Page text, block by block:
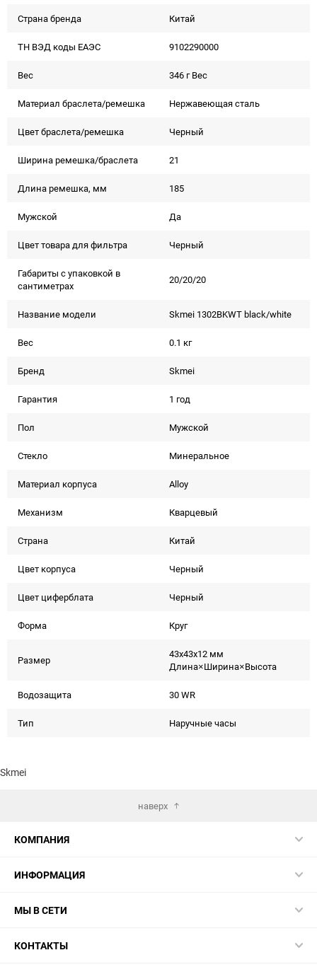
Страна бренда Китай
ТН ВЭД коды ЕАЭС 9102290000
Вес 346 г Вес
Материал браслета/ремешка Нержавеющая сталь
Цвет браслета/ремешка Черный
Ширина ремешка/браслета 21
Длина ремешка, мм 185
Мужской Да
Цвет товара для фильтра Черный
Габариты с упаковкой в
сантиметрах
20/20/20
Название модели Skmei 1302BKWT black/white
Вес 0.1 кг
Бренд Skmei
Гарантия 1 год
Пол Мужской
Стекло Минеральное
Материал корпуса Alloy
Механизм Кварцевый
Страна Китай
Цвет корпуса Черный
Цвет циферблата Черный
Форма Круг
Размер
43x43x12 мм
Длина×Ширина×Высота
Водозащита 30 WR
Тип Наручные часы
Skmei
наверх
КОМПАНИЯ
ИНФОРМАЦИЯ
МЫ В СЕТИ
КОНТАКТЫ